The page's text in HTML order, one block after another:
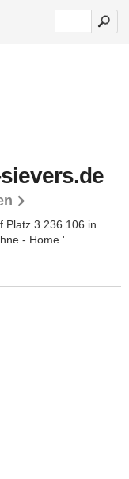
Platz 3.236.106 in
- Home.'